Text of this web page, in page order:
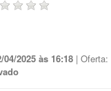
04/2025 às 16:18 | Oferta: